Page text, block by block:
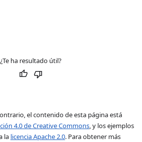
¿Te ha resultado útil?
el contenido de esta página está
4.0 de Creative Commons, y los ejemplos
la licencia Apache 2.0. Para obtener más